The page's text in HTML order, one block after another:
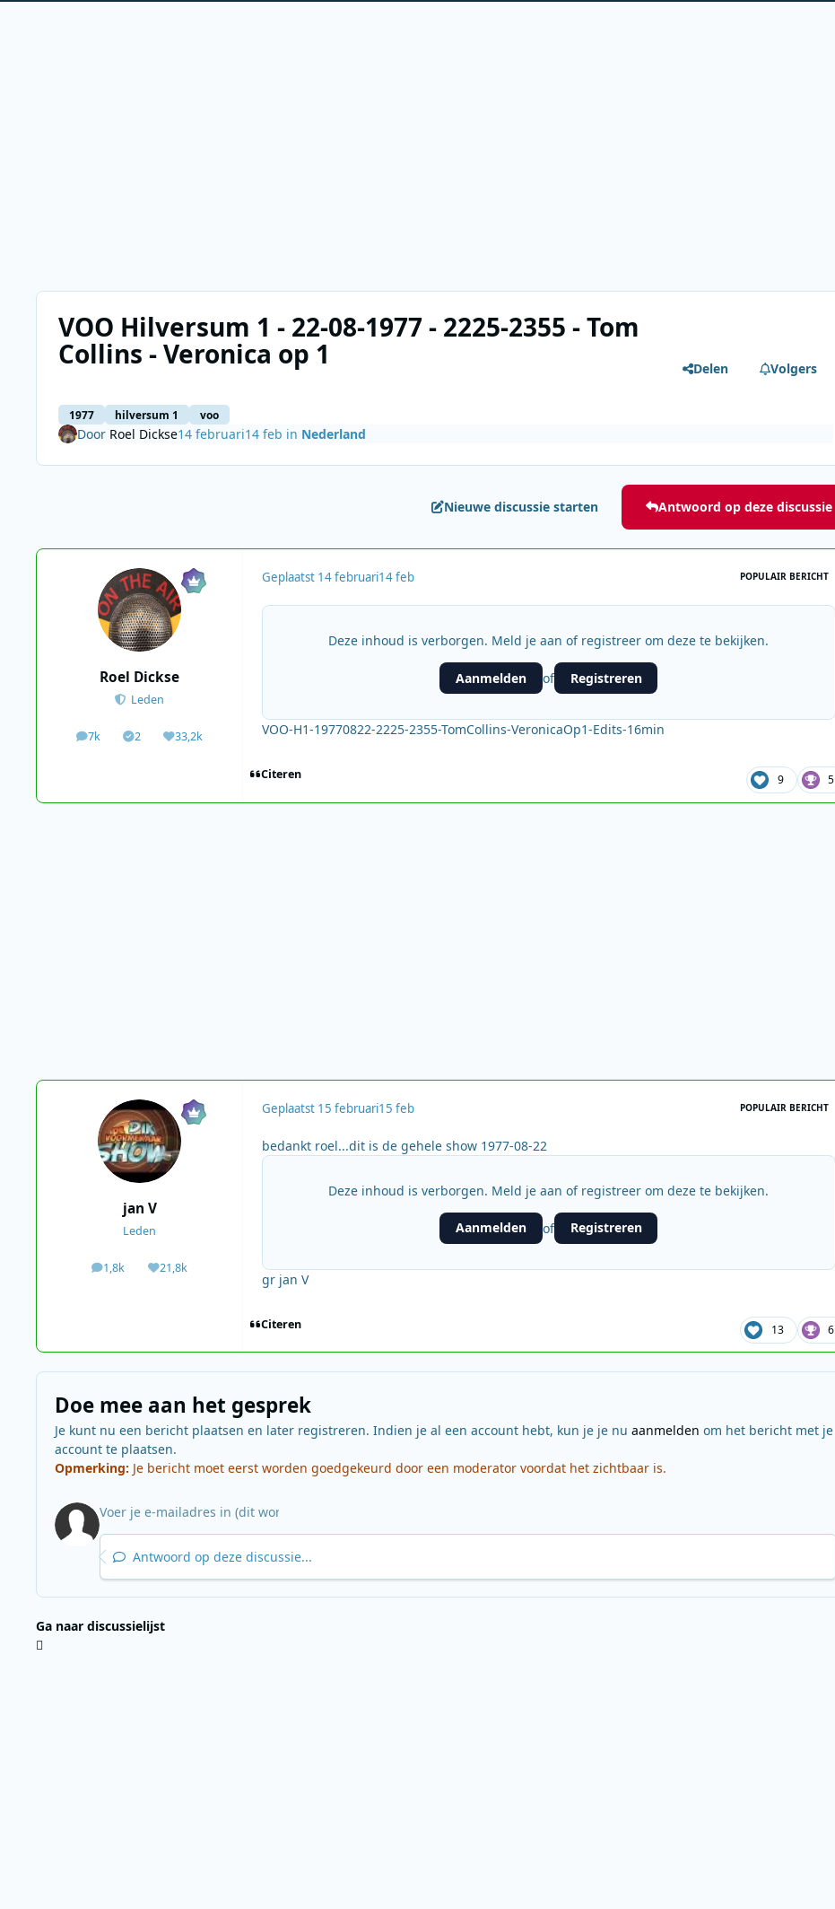
VOO Hilversum 1 - 22-08-1977 - 2225-2355 - Tom
Collins - Veronica op 1
1977 hilversum 1 voo
Delen Volgers
Door Roel Dickse14 februari14 feb in Nederland
Nieuwe discussie starten Antwoord op deze discussie
Roel Dickse
Leden
7k
berichten2
Solutions33,2k
Waardering
Geplaatst 14 februari14 feb POPULAIR BERICHT
Deze inhoud is verborgen. Meld je aan of registreer om deze te bekijken.
Aanmelden of Registreren
VOO-H1-19770822-2225-2355-TomCollins-VeronicaOp1-Edits-16min
Citeren 9 5
jan V
Leden
1,8k
berichten21,8k
Waardering
Geplaatst 15 februari15 feb POPULAIR BERICHT
bedankt roel...dit is de gehele show 1977-08-22
Deze inhoud is verborgen. Meld je aan of registreer om deze te bekijken.
Aanmelden of Registreren
gr jan V
Citeren 13 6
Doe mee aan het gesprek
Je kunt nu een bericht plaatsen en later registreren. Indien je al een account hebt, kun je je nu aanmelden om het bericht met je
account te plaatsen.
Opmerking: Je bericht moet eerst worden goedgekeurd door een moderator voordat het zichtbaar is.
Antwoord op deze discussie...
Ga naar discussielijst